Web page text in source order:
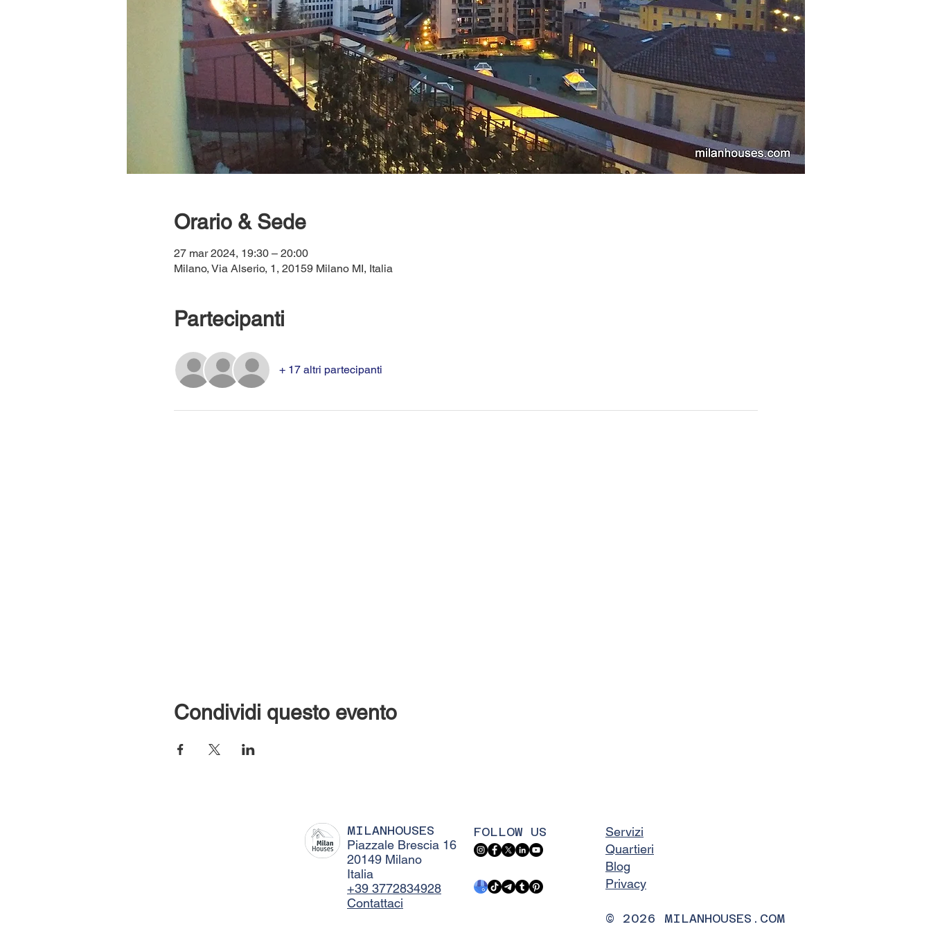
Orario & Sede
27 mar 2024, 19:30 – 20:00
Milano, Via Alserio, 1, 20159 Milano MI, Italia
Partecipanti
+ 17 altri partecipanti
Condividi questo evento
MILANHOUSES
Piazzale Brescia 16
20149 Milano
Italia
+39 3772834928
Contattaci
FOLLOW US
Servizi
Quartieri
Blog
Privacy
© 2026 MILANHOUSES.COM